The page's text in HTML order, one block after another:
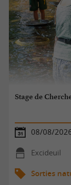
Stage de
08/08/
Excideuil
Sorties